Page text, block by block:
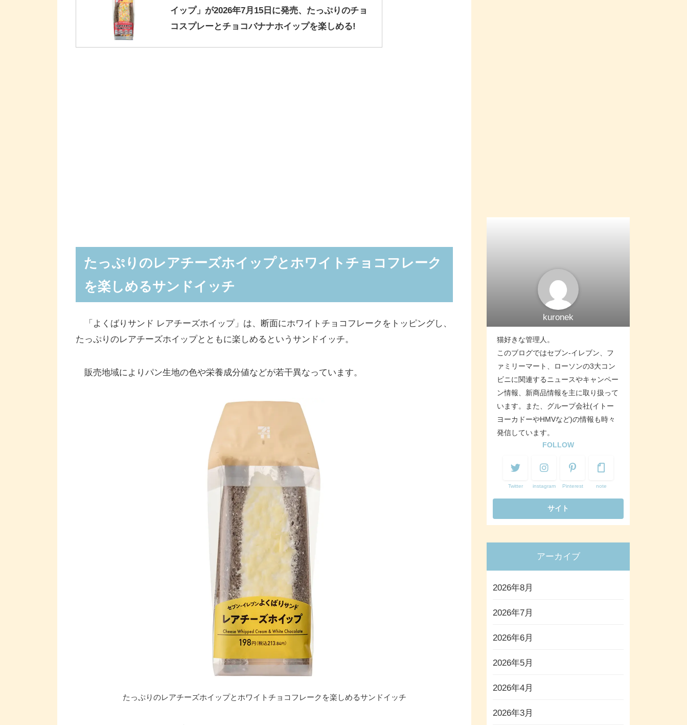
イップ」が2026年7月15日に発売、たっぷりのチョ
コスプレーとチョコバナナホイップを楽しめる!
たっぷりのレアチーズホイップとホワイトチョコフレーク
を楽しめるサンドイッチ
「よくばりサンド レアチーズホイップ」は、断面にホワイトチョコフレークをトッピングし、
たっぷりのレアチーズホイップとともに楽しめるというサンドイッチ。
販売地域によりパン生地の色や栄養成分値などが若干異なっています。
たっぷりのレアチーズホイップとホワイトチョコフレークを楽しめるサンドイッチ
kuronek
猫好きな管理人。
このブログではセブン-イレブン、フ
ァミリーマート、ローソンの3大コン
ビニに関連するニュースやキャンペー
ン情報、新商品情報を主に取り扱って
います。また、グループ会社(イトー
ヨーカドーやHMVなど)の情報も時々
発信しています。
FOLLOW
Twitter instagram Pinterest note
アーカイブ
2026年8月
2026年7月
2026年6月
2026年5月
2026年4月
2026年3月